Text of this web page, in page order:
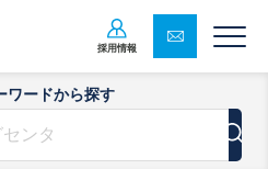
採用情報
ワードから探す